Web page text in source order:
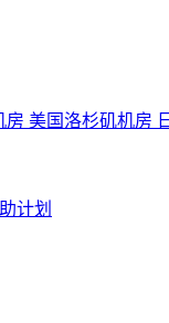
房 美国洛杉矶机房
计划